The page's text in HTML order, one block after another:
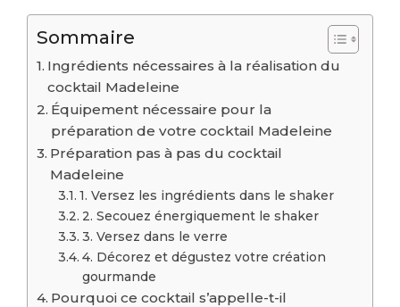
Sommaire
Ingrédients nécessaires à la réalisation du
cocktail Madeleine
Équipement nécessaire pour la
préparation de votre cocktail Madeleine
Préparation pas à pas du cocktail
Madeleine
1. Versez les ingrédients dans le shaker
2. Secouez énergiquement le shaker
3. Versez dans le verre
4. Décorez et dégustez votre création
gourmande
Pourquoi ce cocktail s’appelle-t-il